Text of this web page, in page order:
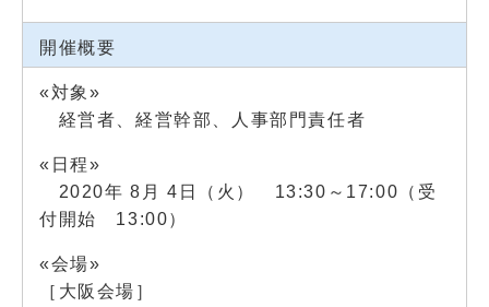
開催概要
«対象»
経営者、経営幹部、人事部門責任者
«日程»
2020年 8月 4日（火） 13:30～17:00（受
付開始 13:00）
«会場»
［大阪会場］